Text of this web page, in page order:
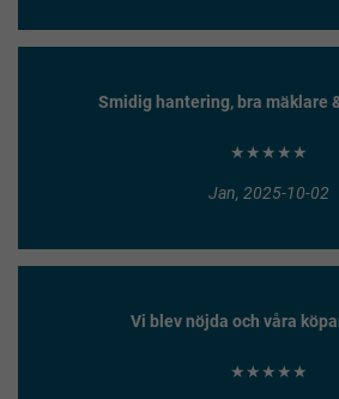
Smidig hantering, bra mäklare
★★★★★
Jan, 2025-10-02
Vi blev nöjda och våra
★★★★★